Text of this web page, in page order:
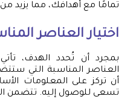
تمامًا مع أهدافك، مما يزيد من
اختيار العناصر
بمجرد أن تُحدد الهدف،
العناصر المناسبة التي
أن تركز على المعلومات
تسعى للوصول إليه. تتضمن